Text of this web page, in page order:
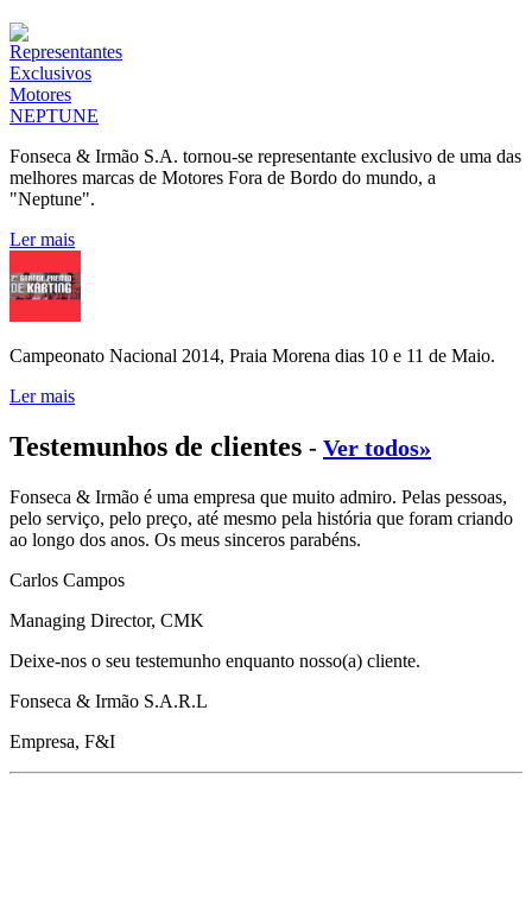
Fonseca & Irmão S.A. tornou-se representante exclusivo de uma das
melhores marcas de Motores Fora de Bordo do mundo, a
"Neptune".
Ler mais
Campeonato Nacional 2014, Praia Morena dias 10 e 11 de Maio.
Ler mais
Testemunhos de clientes - Ver todos»
Fonseca & Irmão é uma empresa que muito admiro. Pelas pessoas,
pelo serviço, pelo preço, até mesmo pela história que foram criando
ao longo dos anos. Os meus sinceros parabéns.
Carlos Campos
Managing Director, CMK
Deixe-nos o seu testemunho enquanto nosso(a) cliente.
Fonseca & Irmão S.A.R.L
Empresa, F&I